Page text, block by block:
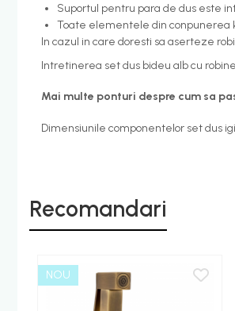
Evacuare cada-dus
Evacuare pisoar
Scurgere lavoar
HOME & DECO
Iluminat gradina camping
Suportul pentru para de dus este
Toate elementele din conpunerea
In cazul in care doresti sa aserteze
Intretinerea set dus bideu alb cu
Mai multe ponturi despre cum sa
Dimensiunile componentelor set dus
Recomandari
NOU